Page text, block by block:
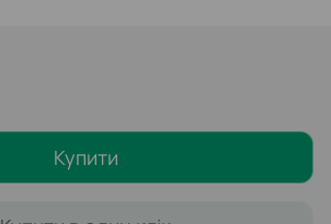
Купити